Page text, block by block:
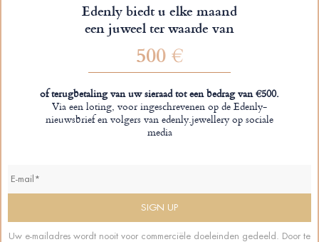
Edenly biedt u elke maand
een juweel ter waarde van
500 €
of terugbetaling van uw sieraad tot een bedrag van €500.
Via een loting, voor ingeschrevenen op de Edenly-
nieuwsbrief en volgers van edenly.jewellery op sociale
media
Uw e-mailadres wordt nooit voor commerciële doeleinden gedeeld. Door te